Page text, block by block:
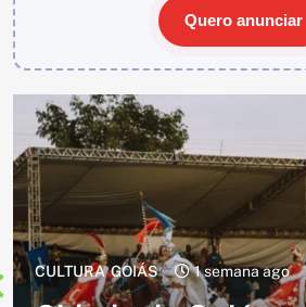
Quero anunciar
CULTURA 2 semanas ago
Cavalgada do